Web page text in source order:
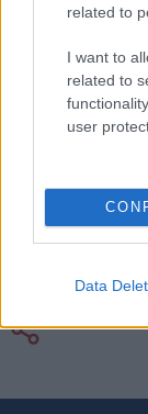
related to
I want to
related to
user
Data
11.15-13.00
19.00
Lørdag 6.
Søndag 7. juni
09.00-13.00